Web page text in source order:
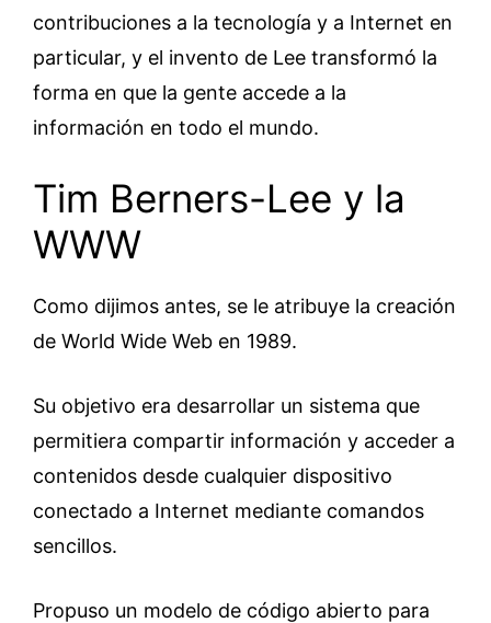
contribuciones a la tecnología y a Internet en
particular, y el invento de Lee transformó la
forma en que la gente accede a la
información en todo el mundo.
Tim Berners-Lee y la
WWW
Como dijimos antes, se le atribuye la creación
de World Wide Web en 1989.
Su objetivo era desarrollar un sistema que
permitiera compartir información y acceder a
contenidos desde cualquier dispositivo
conectado a Internet mediante comandos
sencillos.
Propuso un modelo de código abierto para